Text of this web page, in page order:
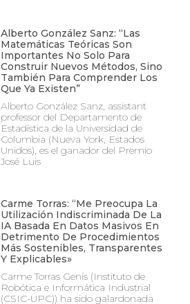
Alberto González Sanz: “Las
Matemáticas Teóricas Son
Importantes No Solo Para
Construir Nuevos Métodos, Sino
También Para Comprender Los
Que Ya Existen”
Alberto González Sanz, assistant
professor del Departamento de
Estadística de la Universidad de
Columbia (Nueva York, Estados
Unidos), es el ganador del Premio
José Luis
Carme Torras: “Me Preocupa La
Utilización Indiscriminada De La
IA Basada En Datos Masivos En
Detrimento De Procedimientos
Más Sostenibles, Transparentes
Y Explicables»
Carme Torras Genís (Instituto de
Robótica e Informática Industrial
(CSIC-UPC)) ha sido galardonada